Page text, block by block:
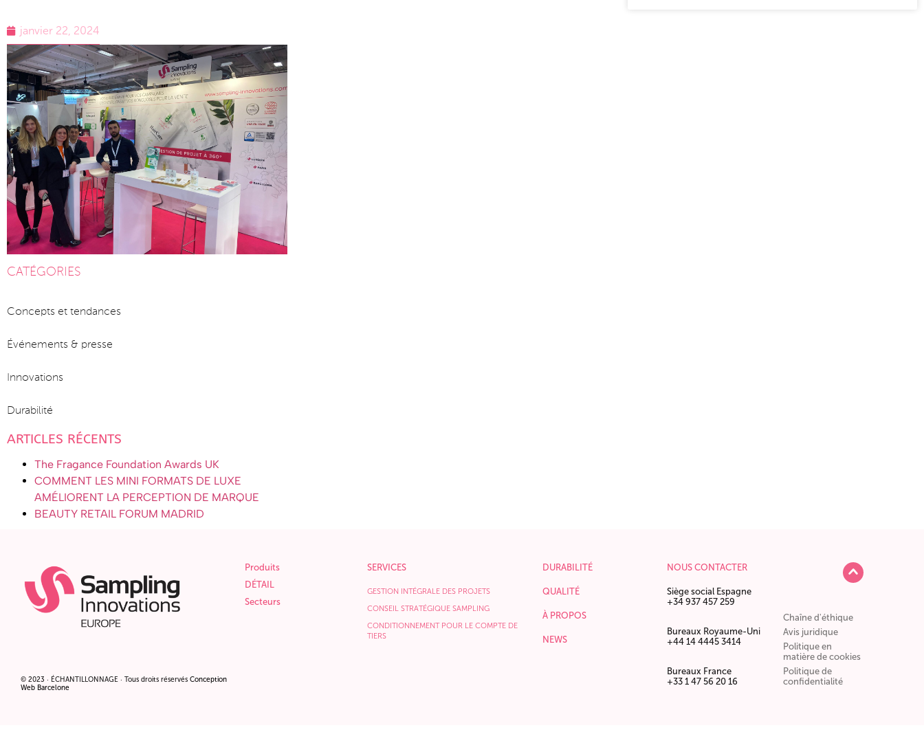
janvier 22, 2024
CATÉGORIES
Concepts et tendances
Événements & presse
Innovations
Durabilité
ARTICLES RÉCENTS
The Fragance Foundation Awards UK
COMMENT LES MINI FORMATS DE LUXE
AMÉLIORENT LA PERCEPTION DE MARQUE
BEAUTY RETAIL FORUM MADRID
© 2023 · ÉCHANTILLONNAGE · Tous droits réservés Conception
Web Barcelone
Produits
DÉTAIL
Secteurs
SERVICES
GESTION INTÉGRALE DES PROJETS
CONSEIL STRATÉGIQUE SAMPLING
CONDITIONNEMENT POUR LE COMPTE DE
TIERS
DURABILITÉ
QUALITÉ
À PROPOS
NEWS
NOUS CONTACTER
Siège social Espagne
+34 937 457 259
Bureaux Royaume-Uni
+44 14 4445 3414
Bureaux France
+33 1 47 56 20 16
Chaîne d'éthique
Avis juridique
Politique en
matière de cookies
Politique de
confidentialité